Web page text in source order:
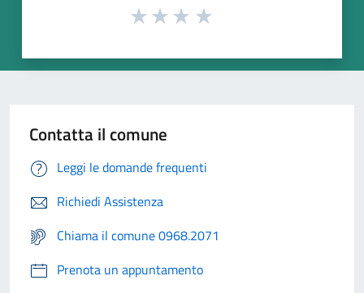
Contatta il comune
Leggi le domande frequenti
Richiedi Assistenza
Chiama il comune 0968.2071
Prenota un appuntamento